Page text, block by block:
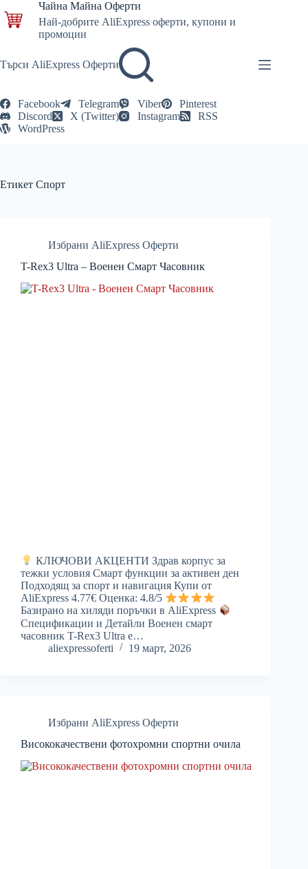
to
content
Чайна Майна Оферти
Най-добрите AliExpress оферти, купони и
промоции
Търси AliExpress Оферти
Facebook Telegram Viber
Pinterest
Discord
X (Twitter) Instagram
RSS
WordPress
Етикет Спорт
Избрани AliExpress Оферти
T-Rex3 Ultra – Военен Смарт Часовник
КЛЮЧОВИ АКЦЕНТИ Здрав корпус за
тежки условия Смарт функции за активен ден
Подходящ за спорт и навигация Купи от
AliExpress 4.77€ Оценка: 4.8/5
Базирано на хиляди поръчки в AliExpress
Спецификации и Детайли Военен смарт
часовник T-Rex3 Ultra е…
aliexpressoferti
19 март, 2026
Избрани AliExpress Оферти
Висококачествени фотохромни спортни очила